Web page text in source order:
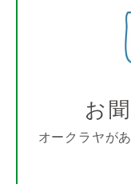
お
オークラヤが